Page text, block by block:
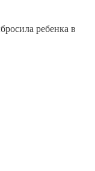
ребенка в